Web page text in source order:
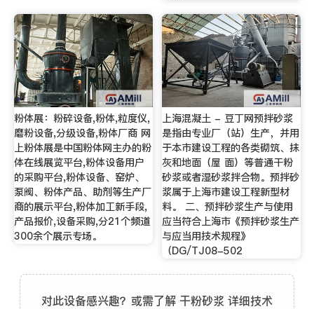
粉体展：粉碎设备,粉体,粒度仪,
磨粉设备,分级设备,粉体厂商 网
上粉体展是中国粉体网主办的粉
体在线展览平台,粉体设备用户
的采购平台,粉体设备、窑炉、
泵阀、粉体产品、助剂等生产厂
商的展示平台,粉体加工新手段,
产品报价,设备采购,分21个频道
300余个展示专场。
上海混凝土 - 豆丁网预拌砂浆
是指由专业厂（站）生产，并用
于本市建设工程的各类砌筑、抹
灰和地面（屋 面）等普通干粉
砂浆或者湿砂浆拌合物。预拌砂
浆属于上海市建设工程新型材
料。 二、预拌砂浆生产与使用
应当符合上海市《预拌砂浆生产
与应当用技术规程》
（DG/TJ08-502
对此设备感兴趣？或需了解 干粉砂浆 详细技术